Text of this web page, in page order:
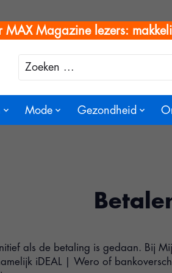
MAX Magazine lezers:
Zoeken
Mode Gezondheid
als de betaling is gedaan. Bij
iDEAL | Wero of